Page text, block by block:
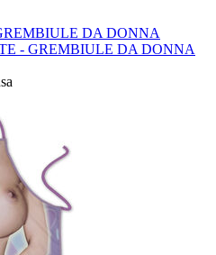
DA DONNA
- GREMBIULE DA DONNA